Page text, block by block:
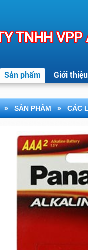
TNHH
Sản phẩm Giới thiệu
» SẢN PHẨM » CÁC